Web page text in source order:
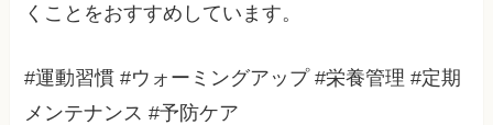
くことをおすすめしています。
#運動習慣 #ウォーミングアップ #栄養管理 #定期
メンテナンス #予防ケア